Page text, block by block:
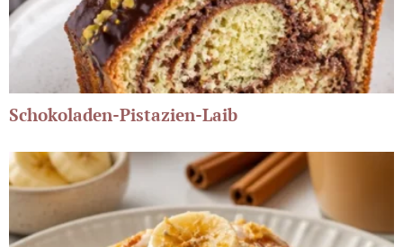
Schokoladen-Pistazien-Laib